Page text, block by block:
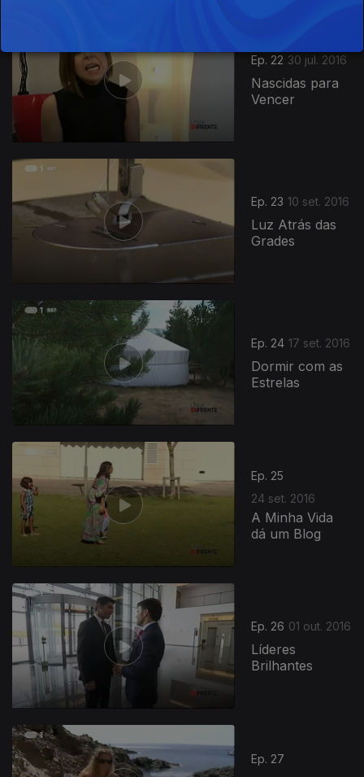
Ep. 22 30 jul. 2016
Nascidas para
Vencer
Ep. 23 10 set. 2016
Luz Atrás das
Grades
Ep. 24 17 set. 2016
Dormir com as
Estrelas
Ep. 25
24 set. 2016
A Minha Vida
dá um Blog
Ep. 26 01 out. 2016
Líderes
Brilhantes
Ep. 27